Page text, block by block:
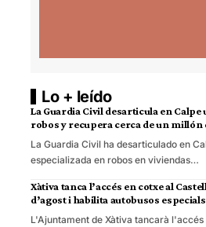
Lo + leído
La Guardia Civil desarticula en Calpe
robos y recupera cerca de un millón
La Guardia Civil ha desarticulado en
especializada en robos en viviendas…
Xàtiva tanca l’accés en cotxe al
d’agost i habilita autobusos especials
L'Ajuntament de Xàtiva tancarà